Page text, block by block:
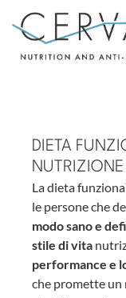
DIETA
La dieta
le persone che
modo sano e
stile di vita
performance e
che promette un